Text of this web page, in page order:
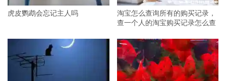
虎皮鹦鹉会忘记主人吗
淘宝怎么查询所有的购买记录，
查一个人的淘宝购买记录怎么查